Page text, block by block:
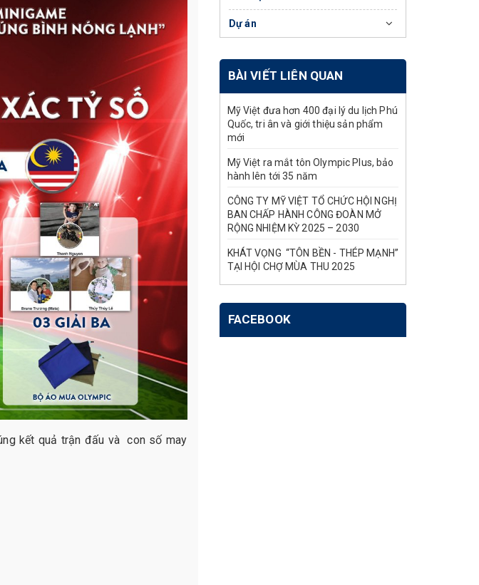
kết quả trận đấu và con số may
Dự án
BÀI VIẾT LIÊN QUAN
Mỹ Việt đưa hơn 400 đại lý du lịch Phú
Quốc, tri ân và giới thiệu sản phẩm
mới
Mỹ Việt ra mắt tôn Olympic Plus, bảo
hành lên tới 35 năm
CÔNG TY MỸ VIỆT TỔ CHỨC HỘI NGHỊ
BAN CHẤP HÀNH CÔNG ĐOÀN MỞ
RỘNG NHIỆM KỲ 2025 – 2030
KHÁT VỌNG “TÔN BỀN - THÉP MẠNH”
TẠI HỘI CHỢ MÙA THU 2025
FACEBOOK